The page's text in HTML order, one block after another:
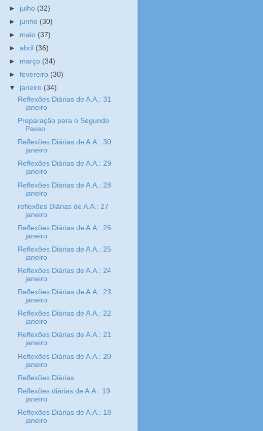
► julho (32)
► junho (30)
► maio (37)
►abril (36)
► março (34)
►fevereiro (30)
▼ janeiro (34)
Reflexões Diárias de A.A.: 31
janeiro
Preparação para o Segundo
Passo
Reflexões Diárias de A.A.: 30
janeiro
Reflexões Diárias de A.A.: 29
janeiro
Reflexões Diárias de A.A.: 28
janeiro
reflexões Diárias de A.A.: 27
janeiro
Reflexões Diárias de A.A.: 26
janeiro
Reflexões Diárias de A.A.: 25
janeiro
Reflexões Diárias de A.A.: 24
janeiro
Reflexões Diárias de A.A.: 23
janeiro
Reflexões Diárias de A.A.: 22
janeiro
Reflexões Diárias de A.A.: 21
janeiro
Reflexões Diárias de A.A.: 20
janeiro
Reflexões Diárias
Reflexões diárias de A.A.: 19
janeiro
Reflexões Diárias de A.A.: 18
janeiro